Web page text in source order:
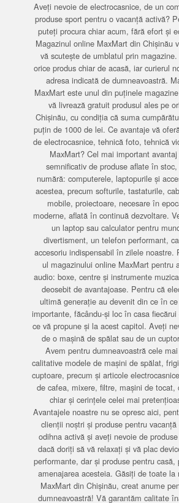
Aveți nevoie de electrocasnice, de un
produse sport pentru o vacanță activă?
puteți procura chiar acum, fără efort și
Magazinul online MaxMart din Chișinău
vă scutește de umblatul prin
orice produs chiar de acasă, iar curierul
adresa indicată de dumneavoastră.
MaxMart este unul din puținele
vă livrează gratuit produsul ales pe
Chișinău, cu condiția că suma
puțin de 1000 de lei. Ce avantaje vă
de electrocasnice, tehnică foto, tehnică
MaxMart? Cel mai important
semnificativ de produse aflate în
numără: computerele, laptopurile și
acestea, precum softurile, tastaturile,
mobile, proiectoare, necesare în
moderne, aflată în continuă dezvoltare.
un laptop sau calculator pentru
divertisment, un telefon performant,
accesoriu indispensabil în zilele noastre.
ul magazinului online MaxMart pentru
audio: boxe, centre și instrumente
deosebit de avantajoase. Pentru că
ultimă generație au devenit din ce în
importante, făcându-și loc în casa
ce vă propune și la acest capitol. Aveți
de o mașină de spălat sau de un
Avem pentru dumneavoastră cele
calitative modele de mașini de spălat,
cuptoare, precum și articole
de cafea, mixere, filtre, mașini de tocat,
chiar și cerințele celei mai
Avantajele noastre nu se opresc aici,
clienții noștri și produse pentru
odihna activă și aveți nevoie de
dacă doriți să vă relaxați și vă plac
performante, dar și produse pentru casă,
amenajarea acesteia. Găsiți de toate la
MaxMart din Chișinău, creat anume
dumneavoastră! Vă garantăm calitate